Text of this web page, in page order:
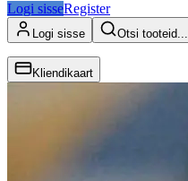
Logi sisseRegister
Logi sisse Otsi tooteid...
Kliendikaart